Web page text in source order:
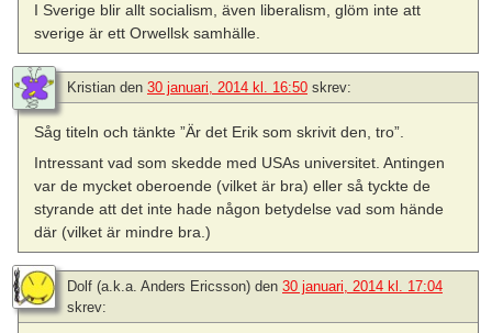
I Sverige blir allt socialism, även liberalism, glöm inte att
sverige är ett Orwellsk samhälle.
Kristian den 30 januari, 2014 kl. 16:50 skrev:
Såg titeln och tänkte ”Är det Erik som skrivit den, tro”.
Intressant vad som skedde med USAs universitet. Antingen
var de mycket oberoende (vilket är bra) eller så tyckte de
styrande att det inte hade någon betydelse vad som hände
där (vilket är mindre bra.)
Dolf (a.k.a. Anders Ericsson) den 30 januari, 2014 kl. 17:04
skrev: